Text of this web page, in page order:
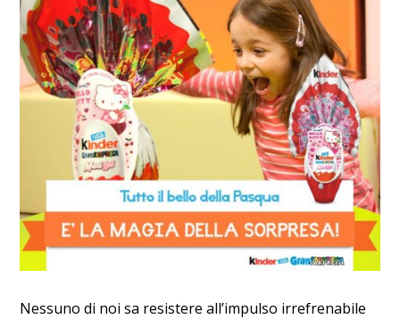
Nessuno di noi sa resistere all’impulso irrefrenabile